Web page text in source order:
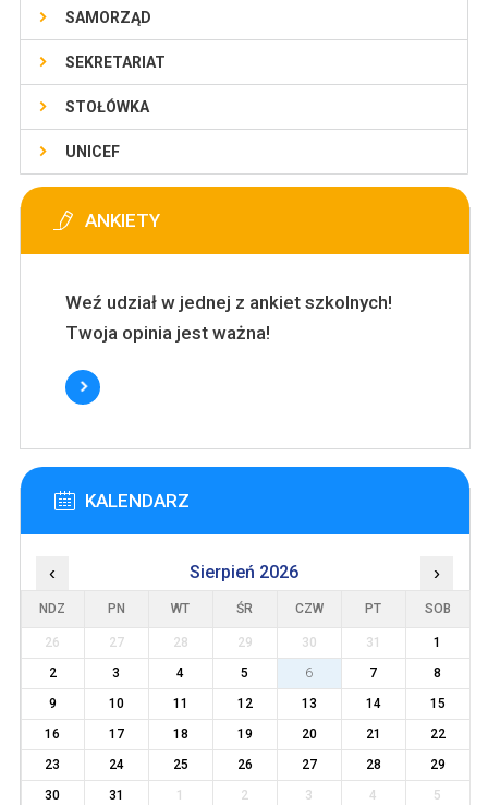
SAMORZĄD
SEKRETARIAT
STOŁÓWKA
UNICEF
ANKIETY
Weź udział w jednej z ankiet szkolnych!
Twoja opinia jest ważna!
KALENDARZ
‹ Sierpień 2026 ›
NDZ PN WT ŚR CZW PT SOB
26 27 28 29 30 31
1
2
3 4 5 6 7
8
9
10 11 12 13 14
15
16
17 18 19 20 21
22
23
24 25 26 27 28
29
30
31 1 2 3 4 5